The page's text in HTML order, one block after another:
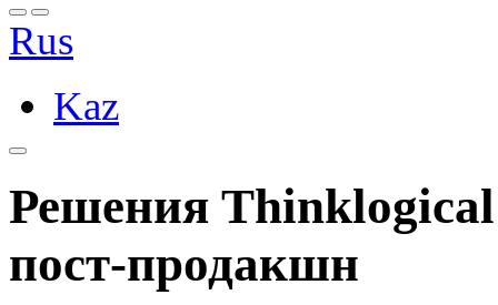
Rus
Kaz
Решения
пост-продакшн